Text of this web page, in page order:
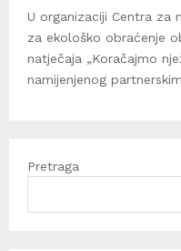
U organizaciji Centra za
za ekološko obraćenje
natječaja „Koračajmo
namijenjenog
Pretraga